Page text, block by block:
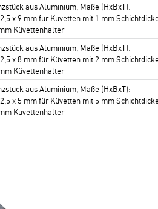
aus Aluminium, Maße (HxBxT):
x 9 mm für Küvetten mit 1 mm
Küvettenhalter
aus Aluminium, Maße (HxBxT):
x 8 mm für Küvetten mit 2 mm
Küvettenhalter
aus Aluminium, Maße (HxBxT):
x 5 mm für Küvetten mit 5 mm
Küvettenhalter